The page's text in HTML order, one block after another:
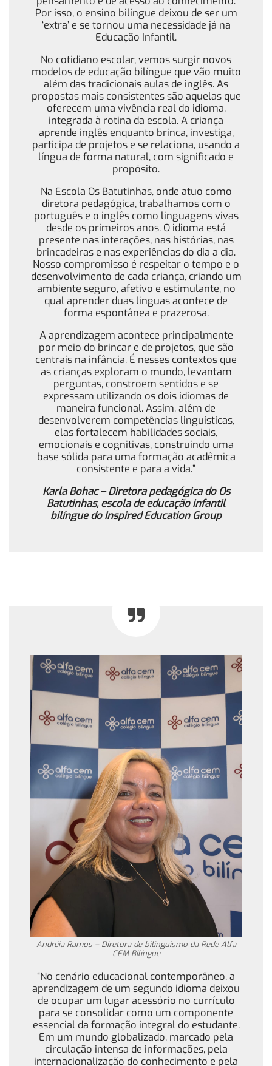
Por isso, o ensino bilíngue deixou de ser um
‘extra’ e se tornou uma necessidade já na
Educação Infantil.
No cotidiano escolar, vemos surgir novos
modelos de educação bilíngue que vão muito
além das tradicionais aulas de inglês. As
propostas mais consistentes são aquelas que
oferecem uma vivência real do idioma,
integrada à rotina da escola. A criança
aprende inglês enquanto brinca, investiga,
participa de projetos e se relaciona, usando a
língua de forma natural, com significado e
propósito.
Na Escola Os Batutinhas, onde atuo como
diretora pedagógica, trabalhamos com o
português e o inglês como linguagens vivas
desde os primeiros anos. O idioma está
presente nas interações, nas histórias, nas
brincadeiras e nas experiências do dia a dia.
Nosso compromisso é respeitar o tempo e o
desenvolvimento de cada criança, criando um
ambiente seguro, afetivo e estimulante, no
qual aprender duas línguas acontece de
forma espontânea e prazerosa.
A aprendizagem acontece principalmente
por meio do brincar e de projetos, que são
centrais na infância. É nesses contextos que
as crianças exploram o mundo, levantam
perguntas, constroem sentidos e se
expressam utilizando os dois idiomas de
maneira funcional. Assim, além de
desenvolverem competências linguísticas,
elas fortalecem habilidades sociais,
emocionais e cognitivas, construindo uma
base sólida para uma formação acadêmica
consistente e para a vida.”
Karla Bohac – Diretora pedagógica do Os
Batutinhas, escola de educação infantil
bilíngue do Inspired Education Group
Andréia Ramos – Diretora de bilinguismo da Rede Alfa
CEM Bilíngue
“No cenário educacional contemporâneo, a
aprendizagem de um segundo idioma deixou
de ocupar um lugar acessório no currículo
para se consolidar como um componente
essencial da formação integral do estudante.
Em um mundo globalizado, marcado pela
circulação intensa de informações, pela
internacionalização do conhecimento e pela